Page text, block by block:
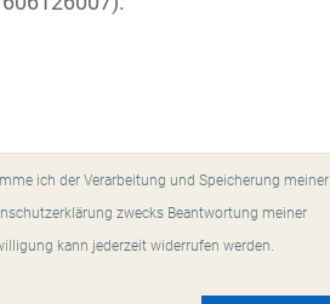
ich der Verarbeitung und Speicherung meiner
zwecks Beantwortung meiner
kann jederzeit widerrufen werden.